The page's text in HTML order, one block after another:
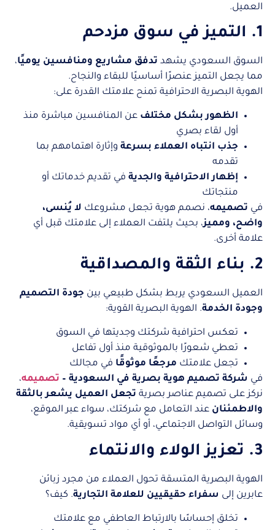
العميل.
1. التميز في سوق مزدحم
السوق السعودي يشهد تدفق مشاريع ومنافسين يوميًا،
مما يجعل التميز عنصرًا أساسيًا للبقاء والنجاح.
الهوية البصرية الاحترافية تمنح علامتك القدرة على:
الظهور بشكل مختلف عن المنافسين مباشرة منذ
أول لقاء بصري
جذب انتباه العملاء بسرعة وإثارة اهتمامهم بما
تقدمه
إظهار الاحترافية والجدية في تقديم خدماتك أو
منتجاتك
في تصميمه، نصمم هوية تجعل مشروعك لا يُنسى،
واضح، ومميز، بحيث يلتفت العملاء إلى علامتك قبل أي
علامة أخرى.
2. بناء الثقة والمصداقية
العميل السعودي يربط بشكل طبيعي بين جودة التصميم
وجودة الخدمة. الهوية البصرية القوية:
تعكس احترافية شركتك وجديتها في السوق
تعطي شعورًا بالموثوقية منذ أول تفاعل
تجعل علامتك مرجعًا موثوقًا في مجالك
في شركة تصميم هوية بصرية في السعودية – تصميمه،
نركز على تصميم عناصر بصرية تجعل العميل يشعر بالثقة
والاطمئنان عند التعامل مع شركتك، سواء عبر الموقع،
وسائل التواصل الاجتماعي، أو أي مواد تسويقية.
3. تعزيز الولاء والانتماء
الهوية البصرية المتسقة تحول العملاء من مجرد زبائن
عابرين إلى سفراء حقيقيين للعلامة التجارية. كيف؟
تخلق إحساسًا بالارتباط العاطفي مع علامتك